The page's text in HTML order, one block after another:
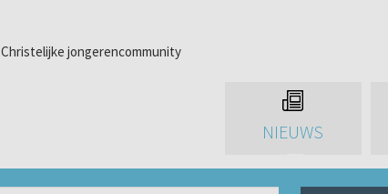
Christelijke jongerencommunity
NIEUWS